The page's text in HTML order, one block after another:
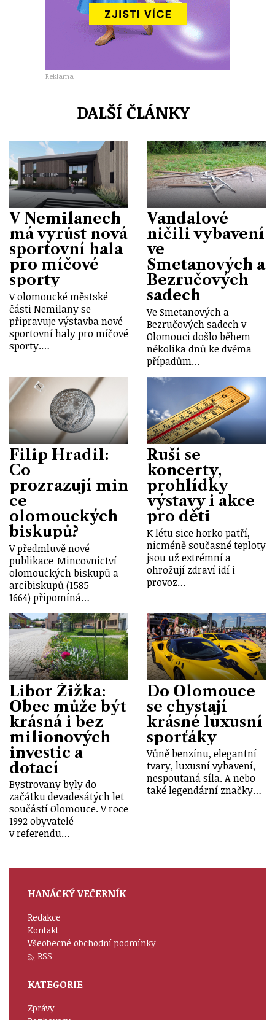
Reklama
DALŠÍ ČLÁNKY
V Nemilanech
má vyrůst nová
sportovní hala
pro míčové
sporty
V olomoucké městské
části Nemilany se
připravuje výstavba nové
sportovní haly pro míčové
sporty.…
Vandalové
ničili vybavení
ve
Smetanových a
Bezručových
sadech
Ve Smetanových a
Bezručových sadech v
Olomouci došlo během
několika dnů ke dvěma
případům…
Filip Hradil:
Co
prozrazují min
ce
olomouckých
biskupů?
V předmluvě nové
publikace Mincovnictví
olomouckých biskupů a
arcibiskupů (1585–
1664) připomíná…
Ruší se
koncerty,
prohlídky
výstavy i akce
pro děti
K létu sice horko patří,
nicméně současné teploty
jsou už extrémní a
ohrožují zdraví idí i
provoz…
Libor Žižka:
Obec může být
krásná i bez
milionových
investic a
dotací
Bystrovany byly do
začátku devadesátých let
součástí Olomouce. V roce
1992 obyvatelé
v referendu…
Do Olomouce
se chystají
krásné luxusní
sporťáky
Vůně benzínu, elegantní
tvary, luxusní vybavení,
nespoutaná síla. A nebo
také legendární značky…
HANÁCKÝ VEČERNÍK
Redakce
Kontakt
Všeobecné obchodní podmínky
RSS
KATEGORIE
Zprávy